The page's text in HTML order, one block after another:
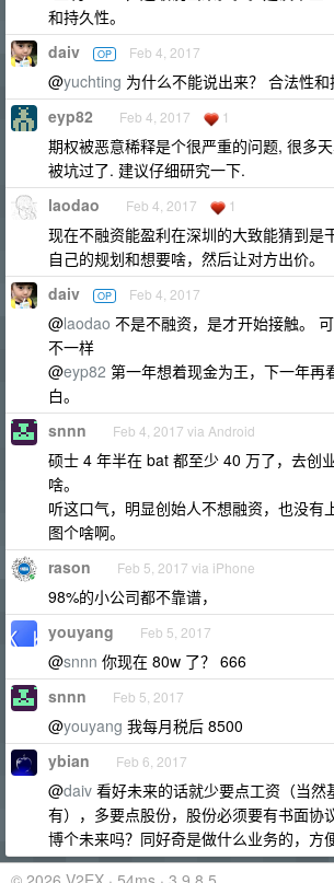
和持久性。
daiv OP Feb 4, 2017
@yuchting 为什么不能说出来？ 合法性
eyp82 Feb 4, 2017 1
期权被恶意稀释是个很严重的问题, 很多
被坑过了. 建议仔细研究一下.
laodao Feb 4, 2017 1
现在不融资能盈利在深圳的大致能猜到是
自己的规划和想要啥，然后让对方出价。
daiv OP Feb 4, 2017
@laodao 不是不融资，是才开始接触。
不一样
@eyp82 第一年想着现金为王，下一年再
白。
snnn Feb 4, 2017 via Android
硕士 4 年半在 bat 都至少 40 万了，去创
啥。
听这口气，明显创始人不想融资，也没有
图个啥啊。
rason Feb 5, 2017 via iPhone
98%的小公司都不靠谱，
youyang Feb 5, 2017
@snnn 你现在 80w 了？ 666
snnn Feb 5, 2017
@youyang 我每月税后 8500
ybian Feb 6, 2017
@daiv 看好未来的话就少要点工资（当然
有），多要点股份，股份必须要有书面协
博个未来吗？同好奇是做什么业务的，方